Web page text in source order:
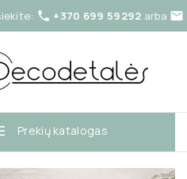
 +370 699 59292 arba 
Prekių katalogas